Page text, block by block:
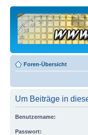
Foren-Übersicht
Um Beiträge in
Benutzername:
Passwort: